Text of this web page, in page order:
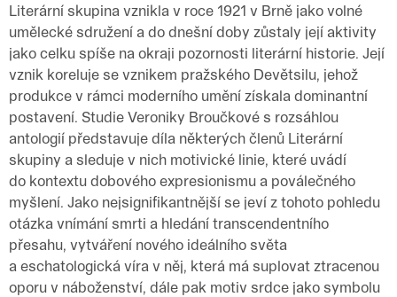
Literární skupina vznikla v roce 1921 v Brně jako volné
umělecké sdružení a do dnešní doby zůstaly její aktivity
jako celku spíše na okraji pozornosti literární historie. Její
vznik koreluje se vznikem pražského Devětsilu, jehož
produkce v rámci moderního umění získala dominantní
postavení. Studie Veroniky Broučkové s rozsáhlou
antologií představuje díla některých členů Literární
skupiny a sleduje v nich motivické linie, které uvádí
do kontextu dobového expresionismu a poválečného
myšlení. Jako nejsignifikantnější se jeví z tohoto pohledu
otázka vnímání smrti a hledání transcendentního
přesahu, vytváření nového ideálního světa
a eschatologická víra v něj, která má suplovat ztracenou
oporu v náboženství, dále pak motiv srdce jako symbolu